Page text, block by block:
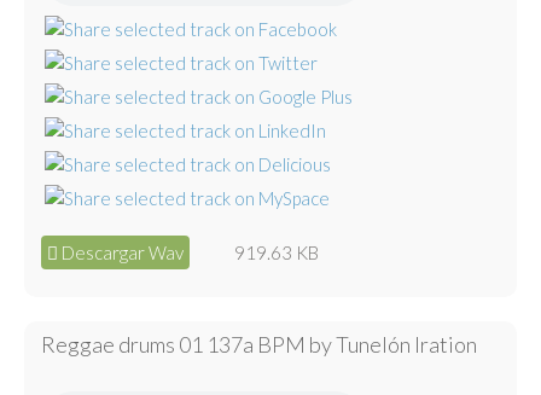
Descargar Wav 919.63 KB
Reggae drums 01 137a BPM by Tunelón Iration